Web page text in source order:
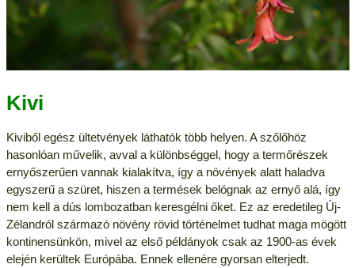
Kivi
Kiviből egész ültetvények láthatók több helyen. A szőlőhöz
hasonlóan művelik, avval a különbséggel, hogy a termőrészek
ernyőszerűen vannak kialakítva, így a növények alatt haladva
egyszerű a szüret, hiszen a termések belógnak az ernyő alá, így
nem kell a dús lombozatban keresgélni őket. Ez az eredetileg Új-
Zélandról származó növény rövid történelmet tudhat maga mögött
kontinensünkön, mivel az első példányok csak az 1900-as évek
elején kerültek Európába. Ennek ellenére gyorsan elterjedt.